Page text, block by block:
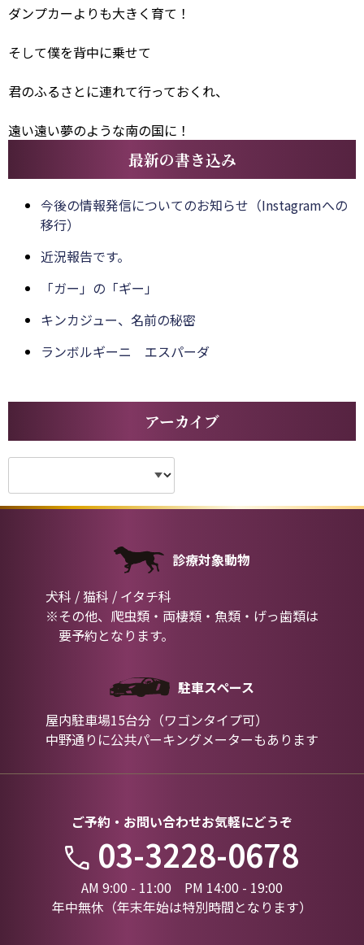
ダンプカーよりも大きく育て！
そして僕を背中に乗せて
君のふるさとに連れて行っておくれ、
遠い遠い夢のような南の国に！
最新の書き込み
今後の情報発信についてのお知らせ（Instagramへの
移行）
近況報告です。
「ガー」の「ギー」
キンカジュー、名前の秘密
ランボルギーニ エスパーダ
アーカイブ
診療対象動物
犬科 / 猫科 / イタチ科
※その他、爬虫類・両棲類・魚類・げっ歯類は
要予約となります。
駐車スペース
屋内駐車場15台分（ワゴンタイプ可）
中野通りに公共パーキングメーターもあります
ご予約・お問い合わせお気軽にどうぞ
03-3228-0678
AM 9:00 - 11:00 PM 14:00 - 19:00
年中無休（年末年始は特別時間となります）